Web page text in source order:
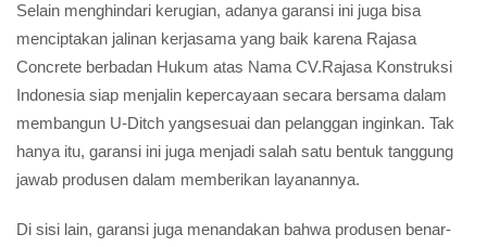
Selain menghindari kerugian, adanya garansi ini juga bisa
menciptakan jalinan kerjasama yang baik karena Rajasa
Concrete berbadan Hukum atas Nama CV.Rajasa Konstruksi
Indonesia siap menjalin kepercayaan secara bersama dalam
membangun U-Ditch yangsesuai dan pelanggan inginkan. Tak
hanya itu, garansi ini juga menjadi salah satu bentuk tanggung
jawab produsen dalam memberikan layanannya.
Di sisi lain, garansi juga menandakan bahwa produsen benar-